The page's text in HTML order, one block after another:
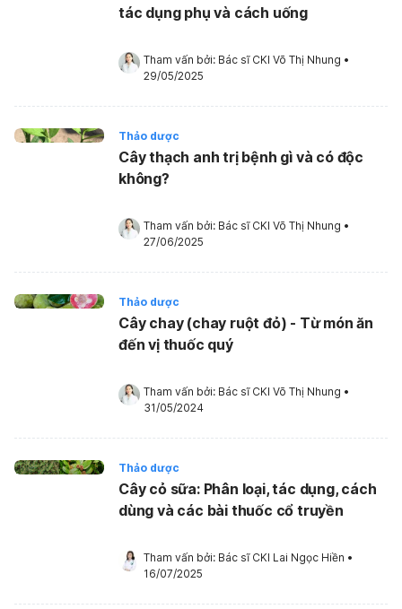
tác dụng phụ và cách uống
Tham vấn bởi: Bác sĩ CKI Võ Thị Nhung •
29/05/2025
Thảo dược
Cây thạch anh trị bệnh gì và có độc
không?
Tham vấn bởi: Bác sĩ CKI Võ Thị Nhung •
27/06/2025
Thảo dược
Cây chay (chay ruột đỏ) - Từ món ăn
đến vị thuốc quý
Tham vấn bởi: Bác sĩ CKI Võ Thị Nhung •
31/05/2024
Thảo dược
Cây cỏ sữa: Phân loại, tác dụng, cách
dùng và các bài thuốc cổ truyền
Tham vấn bởi: Bác sĩ CKI Lai Ngọc Hiền •
16/07/2025